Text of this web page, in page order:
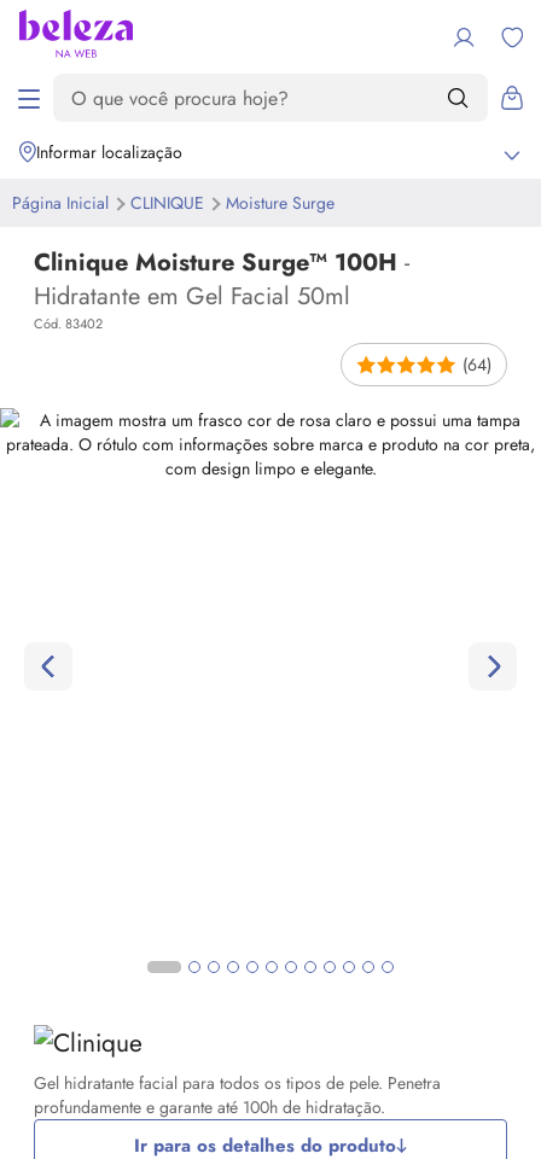
Informar localização
Página Inicial CLINIQUE Moisture Surge
Clinique Moisture Surge™ 100H -
Hidratante em Gel Facial 50ml
Cód. 83402
(64)
Gel hidratante facial para todos os tipos de pele. Penetra
profundamente e garante até 100h de hidratação.
Ir para os detalhes do produto